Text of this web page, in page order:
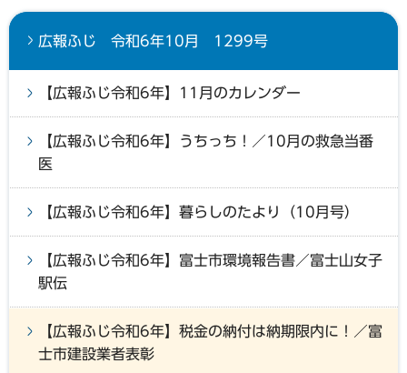
広報ふじ 令和6年10月 1299号
【広報ふじ令和6年】11月のカレンダー
【広報ふじ令和6年】うちっち！／10月の救急当番
医
【広報ふじ令和6年】暮らしのたより（10月号）
【広報ふじ令和6年】富士市環境報告書／富士山女子
駅伝
【広報ふじ令和6年】税金の納付は納期限内に！／富
士市建設業者表彰